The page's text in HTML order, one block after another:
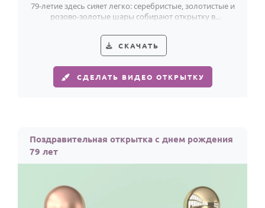
79-летие здесь сияет легко: серебристые, золотистые и
розово-золотые шары собирают открытку в
СКАЧАТЬ
СДЕЛАТЬ ВИДЕО ОТКРЫТКУ
Поздравительная открытка с днем рождения
79 лет